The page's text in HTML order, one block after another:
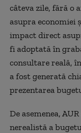
câteva zile, fără o
asupra economiei
impact direct
fi adoptată în
consultare reală,
a fost generată
prezentarea
De asemenea,
nerealistă a